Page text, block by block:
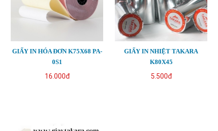
GIẤY IN HÓA ĐƠN K75X68 PA-
0S1
16.000đ
GIẤY IN NHIỆT TAKARA
K80X45
5.500đ